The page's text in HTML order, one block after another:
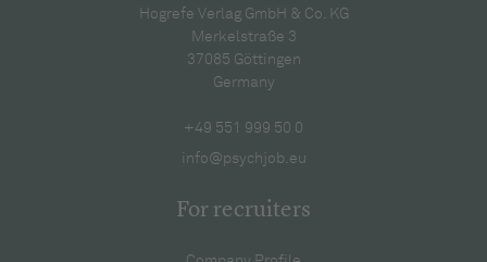
Hogrefe Verlag GmbH & Co. KG
Merkelstraße 3
37085 Göttingen
Germany
+49 551 999 50 0
info@psychjob.eu
For recruiters